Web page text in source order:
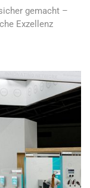
gemacht –
Exzellenz